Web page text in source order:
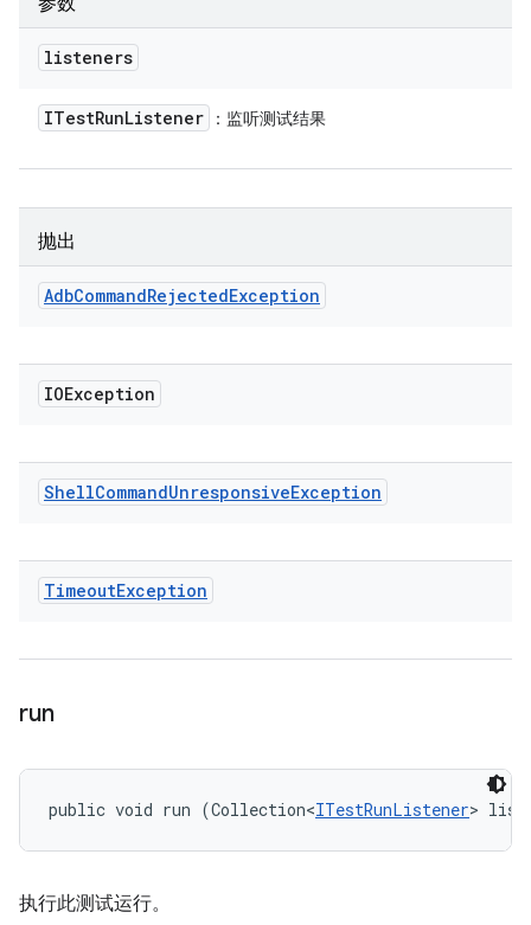
listeners
ITestRunListener ：监听测试结果
抛出
AdbCommandRejectedException
IOException
ShellCommandUnresponsiveException
TimeoutException
run
public void run (Collection<ITestRunListener>
执行此测试运行。